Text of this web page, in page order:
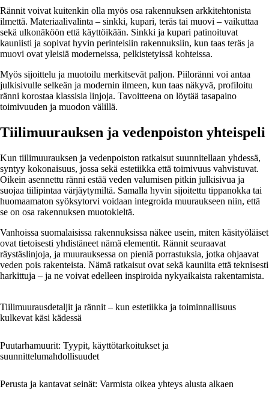
Rännit voivat kuitenkin olla myös osa rakennuksen arkkitehtonista
ilmettä. Materiaalivalinta – sinkki, kupari, teräs tai muovi – vaikuttaa
sekä ulkonäköön että käyttöikään. Sinkki ja kupari patinoituvat
kauniisti ja sopivat hyvin perinteisiin rakennuksiin, kun taas teräs ja
muovi ovat yleisiä moderneissa, pelkistetyissä kohteissa.
Myös sijoittelu ja muotoilu merkitsevät paljon. Piiloränni voi antaa
julkisivulle selkeän ja modernin ilmeen, kun taas näkyvä, profiloitu
ränni korostaa klassisia linjoja. Tavoitteena on löytää tasapaino
toimivuuden ja muodon välillä.
Tiilimuurauksen ja vedenpoiston yhteispeli
Kun tiilimuurauksen ja vedenpoiston ratkaisut suunnitellaan yhdessä,
syntyy kokonaisuus, jossa sekä estetiikka että toimivuus vahvistuvat.
Oikein asennettu ränni estää veden valumisen pitkin julkisivua ja
suojaa tiilipintaa värjäytymiltä. Samalla hyvin sijoitettu tippanokka tai
huomaamaton syöksytorvi voidaan integroida muuraukseen niin, että
se on osa rakennuksen muotokieltä.
Vanhoissa suomalaisissa rakennuksissa näkee usein, miten käsityöläiset
ovat tietoisesti yhdistäneet nämä elementit. Rännit seuraavat
räystäslinjoja, ja muurauksessa on pieniä porrastuksia, jotka ohjaavat
veden pois rakenteista. Nämä ratkaisut ovat sekä kauniita että teknisesti
harkittuja – ja ne voivat edelleen inspiroida nykyaikaista rakentamista.
Tiilimuurausdetaljit ja rännit – kun estetiikka ja toiminnallisuus
kulkevat käsi kädessä
Puutarhamuurit: Tyypit, käyttötarkoitukset ja
suunnittelumahdollisuudet
Perusta ja kantavat seinät: Varmista oikea yhteys alusta alkaen